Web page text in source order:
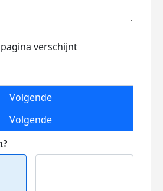
verschijnt
Volgende
Volgende